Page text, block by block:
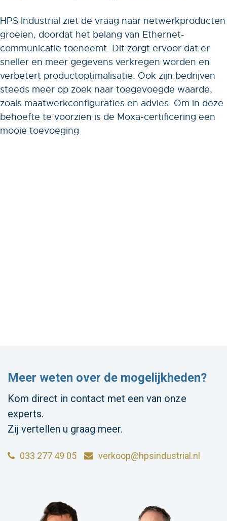
HPS Industrial ziet de vraag naar netwerkproducten
groeien, doordat het belang van Ethernet-
communicatie toeneemt. Dit zorgt ervoor dat er
sneller en meer gegevens verkregen worden en
verbetert productoptimalisatie. Ook zijn bedrijven
steeds meer op zoek naar toegevoegde waarde,
zoals maatwerkconfiguraties en advies. Om in deze
behoefte te voorzien is de Moxa-certificering een
mooie toevoeging
Meer weten over de mogelijkheden?
Kom direct in contact met een van onze
experts.
Zij vertellen u graag meer.
033 277 49 05 verkoop@hpsindustrial.nl